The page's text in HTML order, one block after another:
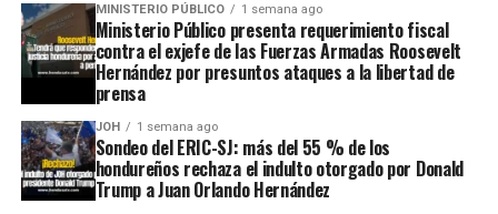
MINISTERIO PÚBLICO 1 semana ago
Ministerio Público presenta requerimiento fiscal
contra el exjefe de las Fuerzas Armadas Roosevelt
Hernández por presuntos ataques a la libertad de
prensa
JOH 1 semana ago
Sondeo del ERIC-SJ: más del 55 % de los
hondureños rechaza el indulto otorgado por Donald
Trump a Juan Orlando Hernández